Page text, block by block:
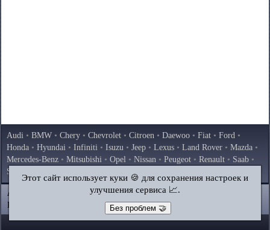
Audi • BMW • Chery • Chevrolet • Citroen • Daewoo • Fiat • Ford •
Honda • Hyundai • Infiniti • Isuzu • Jeep • Lexus • Land Rover • Mazda •
Mercedes-Benz • Mitsubishi • Opel • Nissan • Peugeot • Renault • Saab •
Skoda
Volkswagen
AutoInstruction.ru © 2020–2026|Полная версия
Карта сайта
Контакты|Поиск по сайту
Этот сайт использует куки 🍪 для сохранения настроек и
улучшения сервиса 📈.
Без проблем 🤝